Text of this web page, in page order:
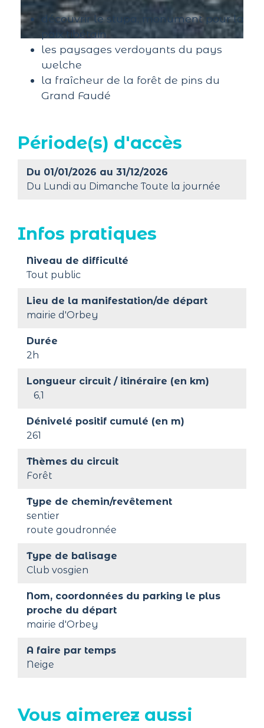
découvrir le stupa, monument pour la
paix tibétain
les paysages verdoyants du pays
welche
la fraîcheur de la forêt de pins du
Grand Faudé
Période(s) d'accès
Du 01/01/2026 au 31/12/2026
Du Lundi au Dimanche Toute la journée
Infos pratiques
Niveau de difficulté
Tout public
Lieu de la manifestation/de départ
mairie d'Orbey
Durée
2h
Longueur circuit / itinéraire (en km)
6,1
Dénivelé positif cumulé (en m)
261
Thèmes du circuit
Forêt
Type de chemin/revêtement
sentier
route goudronnée
Type de balisage
Club vosgien
Nom, coordonnées du parking le plus
proche du départ
mairie d'Orbey
A faire par temps
Neige
Vous aimerez aussi